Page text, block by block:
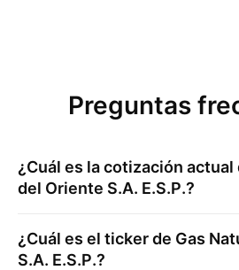
Preguntas
¿Cuál es la cotización actual
del Oriente S.A. E.S.P.?
¿Cuál es el ticker de Gas
S.A. E.S.P.?